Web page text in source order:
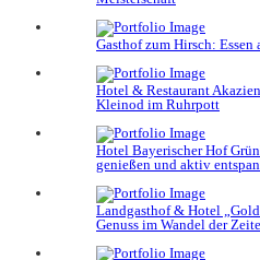
Gasthof zum Hirsch:
Hotel & Restaurant
Kleinod im Ruhrpott
Hotel Bayerischer Hof
genießen und aktiv
Landgasthof & Hotel
Genuss im Wandel der